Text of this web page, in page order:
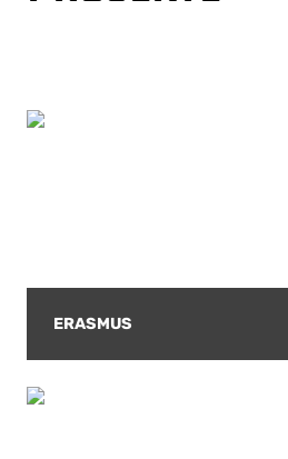
ERASMUS